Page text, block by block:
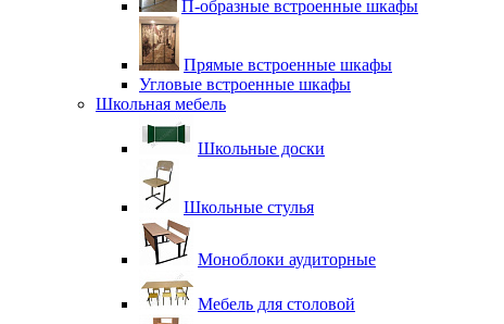
П-образные встроенные шкафы
Прямые встроенные шкафы
Угловые встроенные шкафы
Школьная мебель
Школьные доски
Школьные стулья
Моноблоки аудиторные
Мебель для столовой